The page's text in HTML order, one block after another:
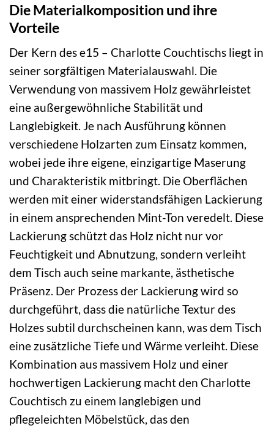
Die Materialkomposition und ihre
Vorteile
Der Kern des e15 – Charlotte Couchtischs liegt in
seiner sorgfältigen Materialauswahl. Die
Verwendung von massivem Holz gewährleistet
eine außergewöhnliche Stabilität und
Langlebigkeit. Je nach Ausführung können
verschiedene Holzarten zum Einsatz kommen,
wobei jede ihre eigene, einzigartige Maserung
und Charakteristik mitbringt. Die Oberflächen
werden mit einer widerstandsfähigen Lackierung
in einem ansprechenden Mint-Ton veredelt. Diese
Lackierung schützt das Holz nicht nur vor
Feuchtigkeit und Abnutzung, sondern verleiht
dem Tisch auch seine markante, ästhetische
Präsenz. Der Prozess der Lackierung wird so
durchgeführt, dass die natürliche Textur des
Holzes subtil durchscheinen kann, was dem Tisch
eine zusätzliche Tiefe und Wärme verleiht. Diese
Kombination aus massivem Holz und einer
hochwertigen Lackierung macht den Charlotte
Couchtisch zu einem langlebigen und
pflegeleichten Möbelstück, das den